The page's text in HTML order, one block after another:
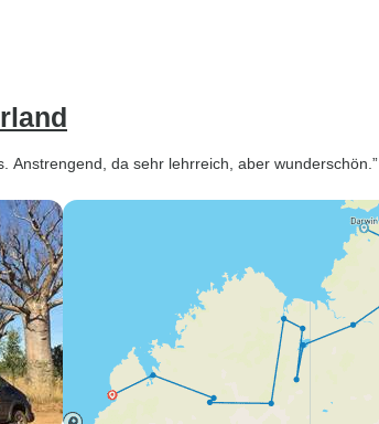
Anstrengend, da sehr lehrreich, aber wunderschön.”